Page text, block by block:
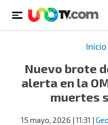
Inicio
Nuevo brote
alerta en la
muertes
15 mayo, 2026 | 11:31 |